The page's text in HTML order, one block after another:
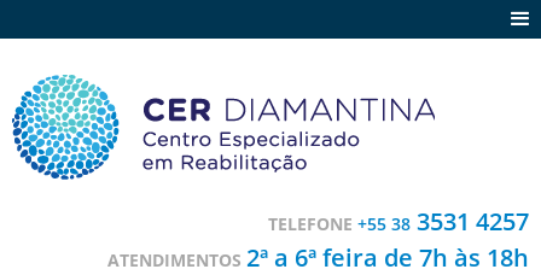
Contato
TELEFONE +55 38 3531 4257
ATENDIMENTOS 2ª a 6ª feira de 7h às 18h